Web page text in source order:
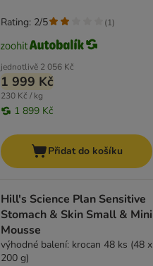
jednotlivě 2 056 Kč
1 999 Kč
230 Kč / kg
1 899 Kč
Rating: 2/5 (1)
Přidat do košíku
Hill's Science Plan Sensitive
Stomach & Skin Small & Mini
Mousse
výhodné balení: krocan 48 ks (48 x
200 g)